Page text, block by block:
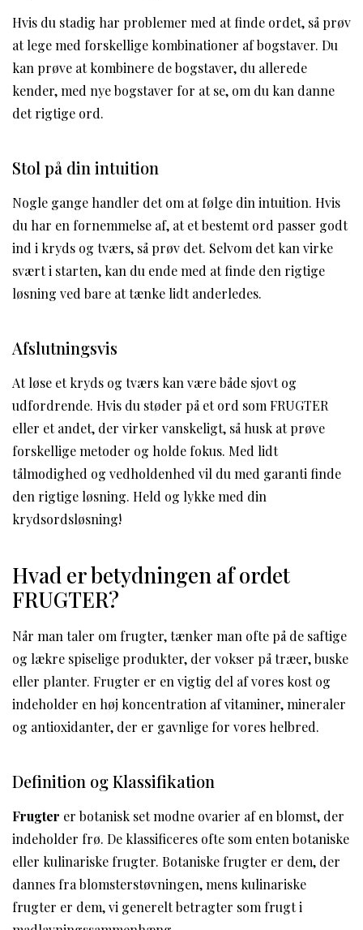
Hvis du stadig har problemer med at finde ordet, så prøv
at lege med forskellige kombinationer af bogstaver. Du
kan prøve at kombinere de bogstaver, du allerede
kender, med nye bogstaver for at se, om du kan danne
det rigtige ord.
Stol på din intuition
Nogle gange handler det om at følge din intuition. Hvis
du har en fornemmelse af, at et bestemt ord passer godt
ind i kryds og tværs, så prøv det. Selvom det kan virke
svært i starten, kan du ende med at finde den rigtige
løsning ved bare at tænke lidt anderledes.
Afslutningsvis
At løse et kryds og tværs kan være både sjovt og
udfordrende. Hvis du støder på et ord som FRUGTER
eller et andet, der virker vanskeligt, så husk at prøve
forskellige metoder og holde fokus. Med lidt
tålmodighed og vedholdenhed vil du med garanti finde
den rigtige løsning. Held og lykke med din
krydsordsløsning!
Hvad er betydningen af ordet
FRUGTER?
Når man taler om frugter, tænker man ofte på de saftige
og lækre spiselige produkter, der vokser på træer, buske
eller planter. Frugter er en vigtig del af vores kost og
indeholder en høj koncentration af vitaminer, mineraler
og antioxidanter, der er gavnlige for vores helbred.
Definition og Klassifikation
Frugter er botanisk set modne ovarier af en blomst, der
indeholder frø. De klassificeres ofte som enten botaniske
eller kulinariske frugter. Botaniske frugter er dem, der
dannes fra blomsterstøvningen, mens kulinariske
frugter er dem, vi generelt betragter som frugt i